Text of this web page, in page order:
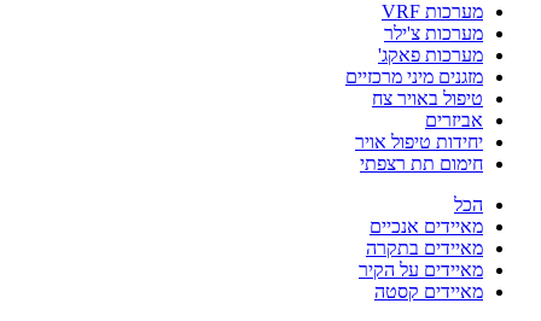
מערכות VRF
מערכות צ'ילר
מערכות פאקג'
מזגנים מיני מרכזיים
טיפול באויר צח
אביזרים
יחידות טיפול אויר
חימום תת רצפתי
הכל
מאיידים אנכיים
מאיידים בתקרה
מאיידים על הקיר
מאיידים קסטה